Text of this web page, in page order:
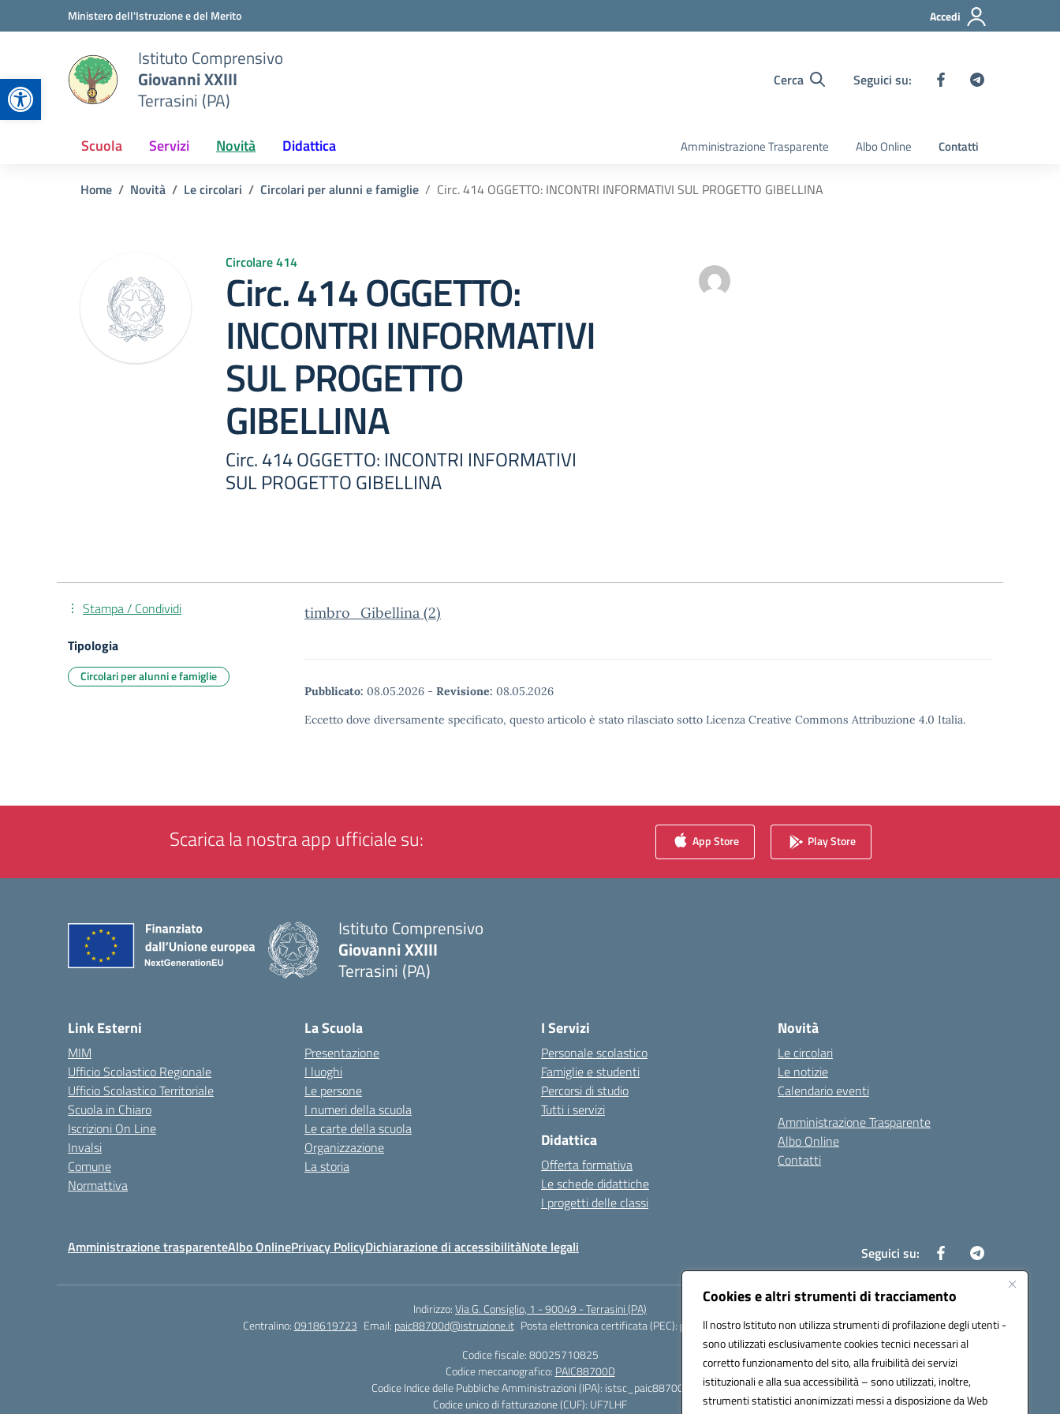
Apri la barra degli strumenti
Cookies e altri strumenti di tracciamento
Il nostro Istituto non utilizza strumenti di profilazione degli utenti -
sono utilizzati esclusivamente cookies tecnici necessari al
corretto funzionamento del sito, alla fruibilità dei servizi
istituzionali e alla sua accessibilità – sono utilizzati, inoltre,
strumenti statistici anonimizzati messi a disposizione da Web
Vai ai contenuti
Vai al menu di navigazioneMinistero dell'Istruzione e del Merito Accedi
Istituto Comprensivo
Giovanni XXIII
Terrasini (PA)
Cerca Seguici su:
Scuola Servizi Novità Didattica Amministrazione Trasparente Albo Online Contatti
Home Novità Le circolari Circolari per alunni e famiglie Circ. 414 OGGETTO: INCONTRI INFORMATIVI SUL PROGETTO GIBELLINA
Circolare 414
Circ. 414 OGGETTO:
INCONTRI INFORMATIVI
SUL PROGETTO
GIBELLINA
Circ. 414 OGGETTO: INCONTRI INFORMATIVI
SUL PROGETTO GIBELLINA
timbro_Gibellina (2)
Pubblicato: 08.05.2026 - Revisione: 08.05.2026
Eccetto dove diversamente specificato, questo articolo è stato rilasciato sotto Licenza Creative Commons Attribuzione 4.0 Italia.
Stampa / Condividi
Tipologia
Circolari per alunni e famiglie
Scarica la nostra app ufficiale su: App Store Play Store
Istituto Comprensivo
Giovanni XXIII
Terrasini (PA)
Link Esterni
MIM
Ufficio Scolastico Regionale
Ufficio Scolastico Territoriale
Scuola in Chiaro
Iscrizioni On Line
Invalsi
Comune
Normattiva
La Scuola
Presentazione
I luoghi
Le persone
I numeri della scuola
Le carte della scuola
Organizzazione
La storia
I Servizi
Personale scolastico
Famiglie e studenti
Percorsi di studio
Tutti i servizi
Didattica
Offerta formativa
Le schede didattiche
I progetti delle classi
Novità
Le circolari
Le notizie
Calendario eventi
Amministrazione Trasparente
Albo Online
Contatti
Amministrazione trasparenteAlbo OnlinePrivacy PolicyDichiarazione di accessibilitàNote legali Seguici su:
Indirizzo:Via G. Consiglio, 1 - 90049 - Terrasini (PA)
Centralino:0918619723 Email: paic88700d@istruzione.it Posta elettronica certificata (PEC): paic88700d@pec.istruzione.it
Codice fiscale: 80025710825
Codice meccanografico: PAIC88700D
Codice Indice delle Pubbliche Amministrazioni (IPA): istsc_paic88700d
Codice unico di fatturazione (CUF): UF7LHF